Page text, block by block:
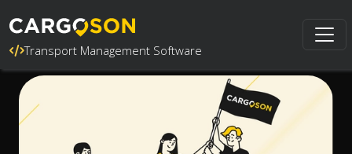
Transport Management Software